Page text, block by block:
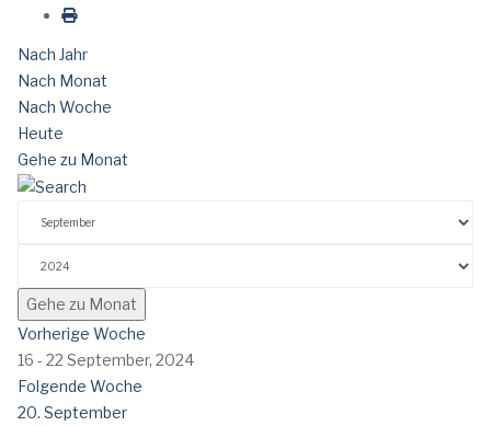
Nach Jahr
Nach Monat
Nach Woche
Heute
Gehe zu Monat
Gehe zu Monat
Vorherige Woche
16 - 22 September, 2024
Folgende Woche
20. September